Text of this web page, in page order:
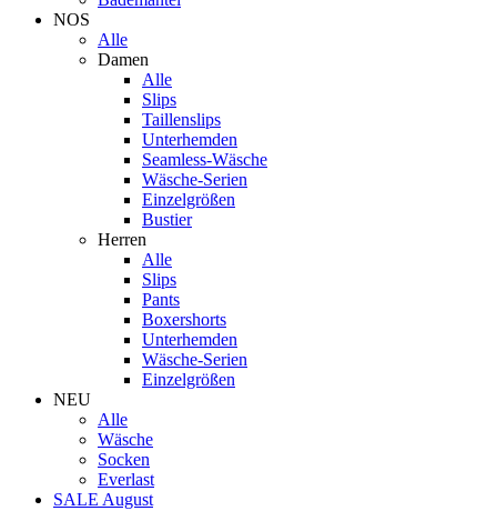
NOS
Alle
Damen
Alle
Slips
Taillenslips
Unterhemden
Seamless-Wäsche
Wäsche-Serien
Einzelgrößen
Bustier
Herren
Alle
Slips
Pants
Boxershorts
Unterhemden
Wäsche-Serien
Einzelgrößen
NEU
Alle
Wäsche
Socken
Everlast
SALE August